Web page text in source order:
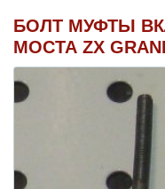
БОЛТ МУФТЫ
МОСТА ZX